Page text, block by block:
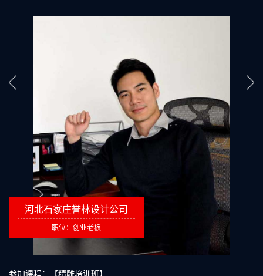
河北石家庄誉林设计公司
职位：创业老板
参加课程：【精雕培训班】